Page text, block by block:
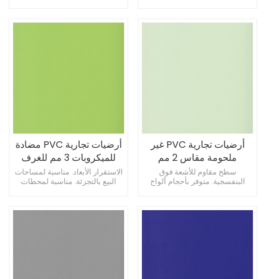
أرضيات تجارية PVC مضادة
للميكروبات 3 مم للغرف
متعددة الأغراض
الاستقرار الأبعاد. مناسبة لمساحات
البيع بالتجزئة. مناسبة لمحطات
أرضيات تجارية PVC غير
ملحومة مقاس 2 مم
للقاعات
سطح مقاوم للأشعة فوق
البنفسجية. متوفر بأحجام ألواح